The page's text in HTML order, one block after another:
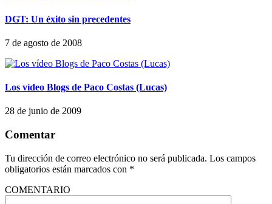
DGT: Un éxito sin precedentes
7 de agosto de 2008
Los vídeo Blogs de Paco Costas (Lucas)
28 de junio de 2009
Comentar
Tu dirección de correo electrónico no será publicada. Los campos
obligatorios están marcados con *
COMENTARIO